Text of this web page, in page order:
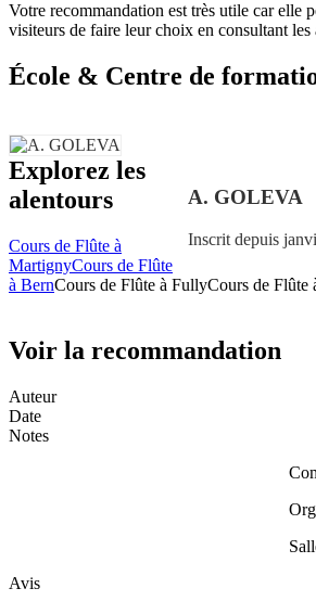
Votre recommandation est très utile car elle
visiteurs de faire leur choix en consultant les
École & Centre de
A. GOLEVA
Inscrit depuis
Explorez les
alentours
Cours de Flûte à
MartignyCours de Flûte
à BernCours de Flûte à FullyCours de Flûte
Voir la recommandation
Auteur
Date
Notes
Avis